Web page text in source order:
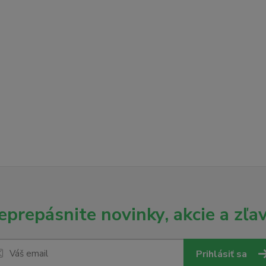
novinky, akcie a
Prihlásiť sa